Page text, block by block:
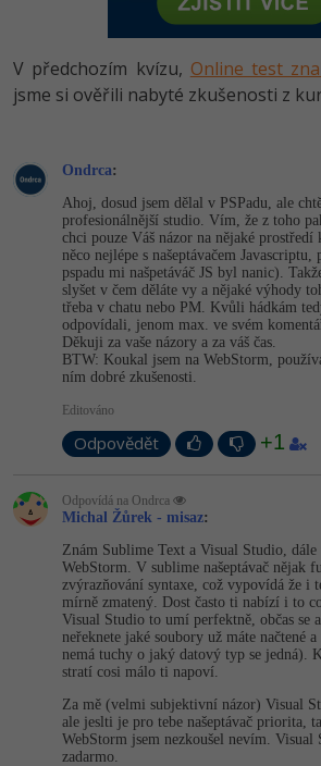
HTML5, CSS3, Bootstrap,
SQL a databáze
UML a návrhové vzory
React
Spring
ASP.NET MVC
Best practices
PHP
JavaScript
HTML / CSS
UML a návrhové vzory
MySQL/MariaDB
MS-SQL
Vývojář mobilních aplikací
Specialista na AI a bigdata
Webdesigner
Tester
Systémový administrátor
Grafik / UX/UI návrhář
3D grafik
Copywriter
WordPress specialista
SEO specialista
-80%
JavaScript -80%
-80%
C++
Swift -80%
Kotlin -80%
C -80%
VB.NET
SQL
-41%
Umělá inteligence (AI) -10%
Pro děti
Více
Fórum
Digitální gramotnost
Marketing -30%
SEO
UX
Business
Kryptoměny -25%
Copywriting
MS Office
Windows
Linux
Kybernetická bezpečnost
Photoshop -80%
Adobe Illustrator -80%
Adobe XD
Adobe InDesign -25%
Adobe After Effects
Blender -80%
Inkscape
Fotografování -80%
Ostatní
Fórum
Příběhy absolventů
Kariéra
V předchozím kvízu, Online test
jsme si ověřili nabyté zkušenosti z
Ondrca:
Ahoj, dosud jsem dělal v PSPadu, ale
profesionálnější studio. Vím, že z toho
chci pouze Váš názor na nějaké prostředí
něco nejlépe s našeptávačem
pspadu mi našpetáváč JS byl nanic).
slyšet v čem děláte vy a nějaké výhody
třeba v chatu nebo PM. Kvůli hádkám
odpovídali, jenom max. ve svém
Děkuji za vaše názory a za váš čas.
BTW: Koukal jsem na WebStorm,
ním dobré zkušenosti.
Editováno
Odpovědět +1
Odpovídá na Ondrca
Michal Žůrek - misaz:
Znám Sublime Text a Visual Studio,
WebStorm. V sublime našeptávač nějak
zvýrazňování syntaxe, což vypovídá že i
mírně zmatený. Dost často ti nabízí i to
Visual Studio to umí perfektně, občas se
neřeknete jaké soubory už máte načtené
nemá tuchy o jaký datový typ se jedná).
stratí cosi málo ti napoví.
Za mě (velmi subjektivní názor) Visual
ale jeslti je pro tebe našeptávač priorita,
WebStorm jsem nezkoušel nevím. Visual
zadarmo.